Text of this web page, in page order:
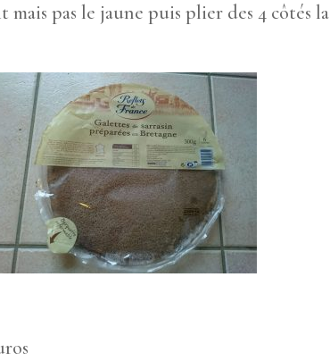
pas le jaune puis plier des 4 côtés la